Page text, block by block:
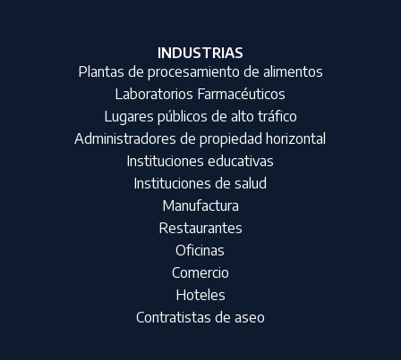
INDUSTRIAS
Plantas de procesamiento de alimentos
Laboratorios Farmacéuticos
Lugares públicos de alto tráfico
Administradores de propiedad horizontal
Instituciones educativas
Instituciones de salud
Manufactura
Restaurantes
Oficinas
Comercio
Hoteles
Contratistas de aseo